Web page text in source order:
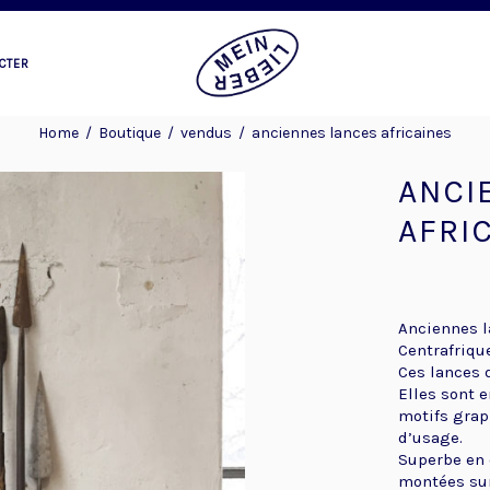
Home / Boutique / vendus / anciennes lances africaines
Anciennes
Ces lances
Elles sont
motifs
d’usage.
Superbe
montées